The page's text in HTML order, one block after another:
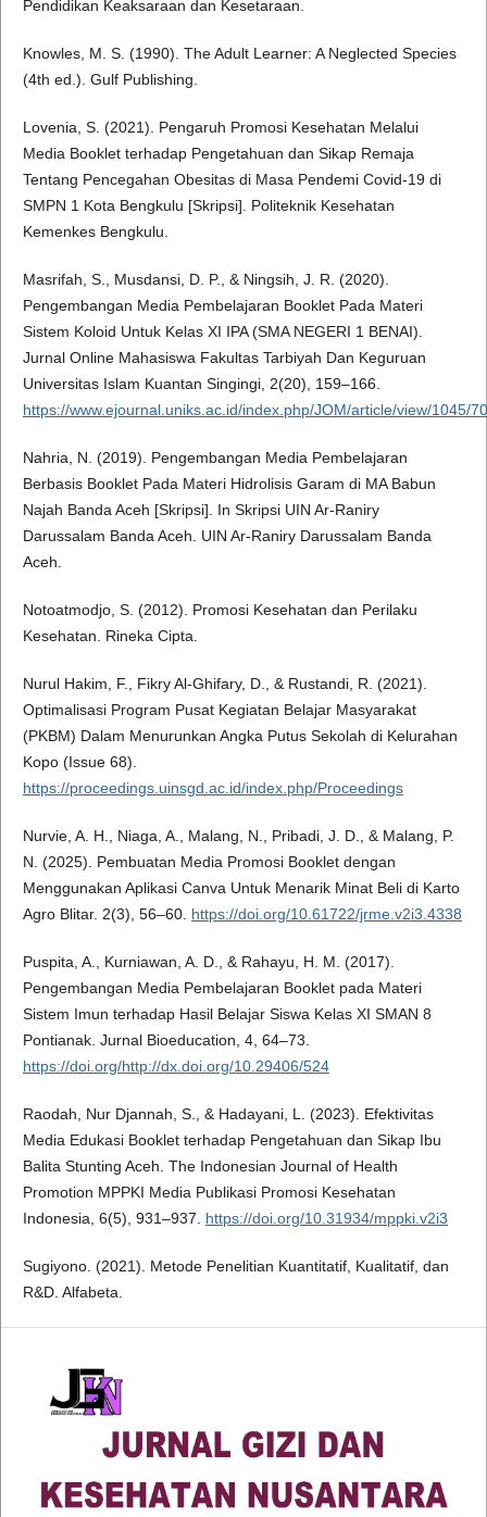
Pendidikan Keaksaraan dan Kesetaraan.
Knowles, M. S. (1990). The Adult Learner: A Neglected Species
(4th ed.). Gulf Publishing.
Lovenia, S. (2021). Pengaruh Promosi Kesehatan Melalui
Media Booklet terhadap Pengetahuan dan Sikap Remaja
Tentang Pencegahan Obesitas di Masa Pendemi Covid-19 di
SMPN 1 Kota Bengkulu [Skripsi]. Politeknik Kesehatan
Kemenkes Bengkulu.
Masrifah, S., Musdansi, D. P., & Ningsih, J. R. (2020).
Pengembangan Media Pembelajaran Booklet Pada Materi
Sistem Koloid Untuk Kelas XI IPA (SMA NEGERI 1 BENAI).
Jurnal Online Mahasiswa Fakultas Tarbiyah Dan Keguruan
Universitas Islam Kuantan Singingi, 2(20), 159–166.
https://www.ejournal.uniks.ac.id/index.php/JOM/article/view/1045/
Nahria, N. (2019). Pengembangan Media Pembelajaran
Berbasis Booklet Pada Materi Hidrolisis Garam di MA Babun
Najah Banda Aceh [Skripsi]. In Skripsi UIN Ar-Raniry
Darussalam Banda Aceh. UIN Ar-Raniry Darussalam Banda
Aceh.
Notoatmodjo, S. (2012). Promosi Kesehatan dan Perilaku
Kesehatan. Rineka Cipta.
Nurul Hakim, F., Fikry Al-Ghifary, D., & Rustandi, R. (2021).
Optimalisasi Program Pusat Kegiatan Belajar Masyarakat
(PKBM) Dalam Menurunkan Angka Putus Sekolah di Kelurahan
Kopo (Issue 68).
https://proceedings.uinsgd.ac.id/index.php/Proceedings
Nurvie, A. H., Niaga, A., Malang, N., Pribadi, J. D., & Malang, P.
N. (2025). Pembuatan Media Promosi Booklet dengan
Menggunakan Aplikasi Canva Untuk Menarik Minat Beli di Karto
Agro Blitar. 2(3), 56–60. https://doi.org/10.61722/jrme.v2i3.4338
Puspita, A., Kurniawan, A. D., & Rahayu, H. M. (2017).
Pengembangan Media Pembelajaran Booklet pada Materi
Sistem Imun terhadap Hasil Belajar Siswa Kelas XI SMAN 8
Pontianak. Jurnal Bioeducation, 4, 64–73.
https://doi.org/http://dx.doi.org/10.29406/524
Raodah, Nur Djannah, S., & Hadayani, L. (2023). Efektivitas
Media Edukasi Booklet terhadap Pengetahuan dan Sikap Ibu
Balita Stunting Aceh. The Indonesian Journal of Health
Promotion MPPKI Media Publikasi Promosi Kesehatan
Indonesia, 6(5), 931–937. https://doi.org/10.31934/mppki.v2i3
Sugiyono. (2021). Metode Penelitian Kuantitatif, Kualitatif, dan
R&D. Alfabeta.